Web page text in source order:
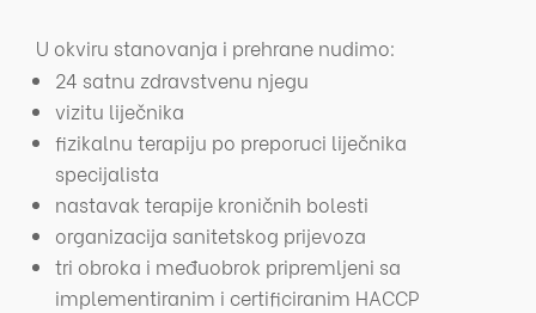
U okviru stanovanja i prehrane nudimo:
24 satnu zdravstvenu njegu
vizitu liječnika
fizikalnu terapiju po preporuci liječnika
specijalista
nastavak terapije kroničnih bolesti
organizacija sanitetskog prijevoza
tri obroka i međuobrok pripremljeni sa
implementiranim i certificiranim HACCP